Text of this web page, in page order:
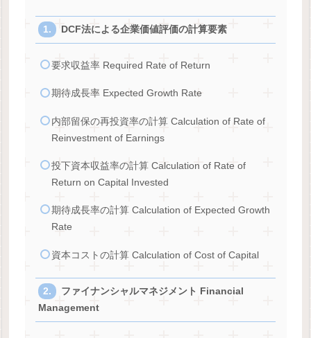
DCF法による企業価値評価の計算要素
要求収益率 Required Rate of Return
期待成長率 Expected Growth Rate
内部留保の再投資率の計算 Calculation of Rate of
Reinvestment of Earnings
投下資本収益率の計算 Calculation of Rate of
Return on Capital Invested
期待成長率の計算 Calculation of Expected Growth
Rate
資本コストの計算 Calculation of Cost of Capital
ファイナンシャルマネジメント Financial
Management